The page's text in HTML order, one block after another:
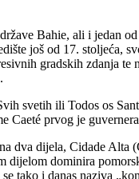
Bahie, ali i jedan
još od 17. stoljeća,
gradskih zdanja
svetih ili Todos os
Caeté prvog je
dva dijela, Cidade Alta
dominira
tako i danas naziva